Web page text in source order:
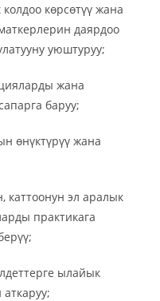
көрсөтүү жана
даярдоо
уюштуруу;
жана
баруу;
жана
эл аралык
практикага
ылайык